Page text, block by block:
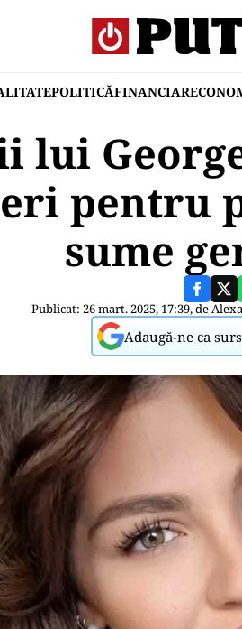
POLITICĂFINANCIAR
lui
pentru
sume
Publicat: 26 mart. 2025, 17:39, de
Adaugă-ne ca